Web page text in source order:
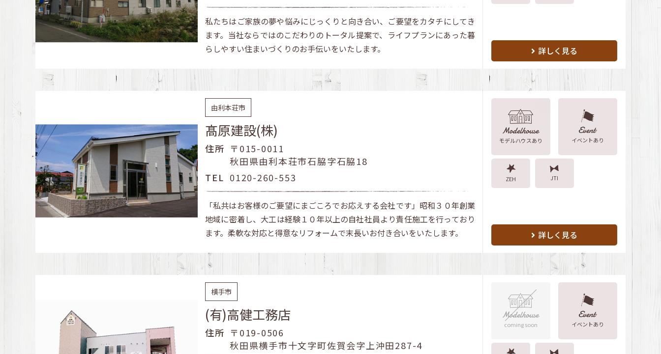
私たちはご家族の夢や悩みにじっくりと向き合い、ご要望をカタチにしてき
ます。当社ならではのこだわりのトータル提案で、ライフプランにあった暮
らしやすい住まいづくりのお手伝いをいたします。
詳しく見る
由利本荘市
髙原建設(株)
住所 〒015-0011
秋田県由利本荘市石脇字石脇18
TEL 0120-260-553
「私共はお客様のご要望にまごころでお応えする会社です」昭和３０年創業
地域に密着し、大工は経験１０年以上の自社社員より責任施工を行っており
ます。柔軟な対応と得意なリフォームで末長いお付き合いをいたします。
モデルハウスあり イベントあり
ZEH JTI
詳しく見る
横手市
(有)高健工務店
住所 〒019-0506
秋田県横手市十文字町佐賀会字上沖田287-4
coming soon イベントあり